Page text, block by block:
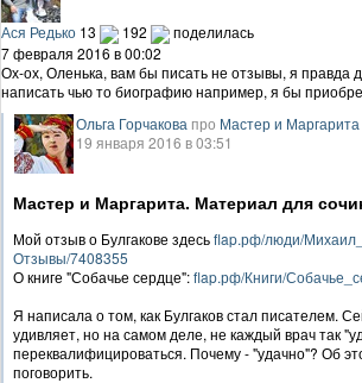
Ася Редько 13 192
поделилась
7 февраля 2016 в 00:02
Ох-ох, Оленька, вам бы писать не отзывы, я правда
написать чью то биографию например, я бы
Ольга Горчакова про Мастер и Маргарита
19 января 2016 в 03:51
Мастер и Маргарита. Материал для
Мой отзыв о Булгакове здесьflap.рф/люди/
Отзывы/7408355
О книге "Собачье сердце":flap.рф/Книги/
Я написала о том, как Булгаков стал писателем.
удивляет, но на самом деле, не каждый врач так
переквалифицироваться. Почему - "удачно"? Об
поговорить.